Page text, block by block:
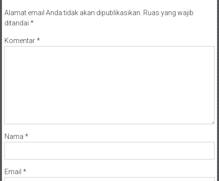
Alamat email Anda tidak akan dipublikasikan. Ruas yang wajib
ditandai *
Komentar*
Nama *
Email *